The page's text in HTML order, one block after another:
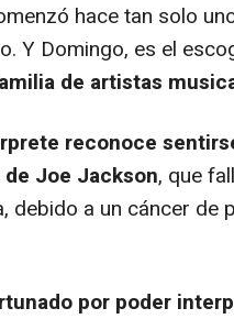
hace tan solo
Y Domingo, es el
de artistas
reconoce
Joe Jackson, que
debido a un cáncer de
por poder